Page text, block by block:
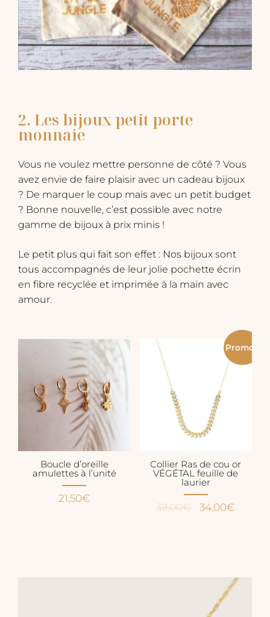
2. Les bijoux petit porte
monnaie
Vous ne voulez mettre personne de côté ? Vous
avez envie de faire plaisir avec un cadeau bijoux
? De marquer le coup mais avec un petit budget
? Bonne nouvelle, c’est possible avec notre
gamme de bijoux à prix minis !
​Le petit plus qui fait son effet : Nos bijoux sont
tous accompagnés de leur jolie pochette écrin
en fibre recyclée et imprimée à la main avec
amour.
Boucle d’oreille
amulettes à l’unité
21,50€
Promo !
Collier Ras de cou or
VÉGÉTAL feuille de
laurier
39,00€
Le
34,00€